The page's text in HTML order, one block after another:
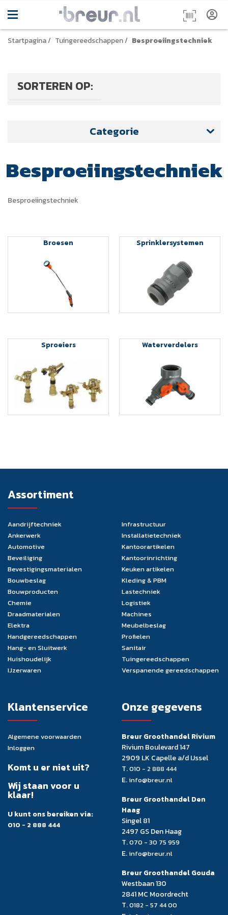
Startpagina/ Tuingereedschappen/ Besproeiingstechniek
SORTEREN OP:
Categorie
Besproeiingstechniek
Besproeiingstechniek
Broesen Sprinklersystemen
Sproeiers Waterverdelers
Assortiment
Aandrijftechniek
Ankerwerk
Automotive
Beveiliging
Bevestigingsmaterialen
Bouwbeslag
Bouwproducten
Chemie
Draadmaterialen
Elektra
Handgereedschappen
Hang- en Sluitwerk
Huishoudelijk
IJzerwaren
Infrastructuur
Installatietechniek
Kantoorartikelen
Kantoorinrichting
Keuken artikelen
Kleding & PBM
Lastechniek
Logistiek
Machines
Meubelbeslag
Profielen
Sanitair
Tuingereedschappen
Verspanende gereedschappen
Klantenservice
Algemene voorwaarden
Inloggen
Komt u er niet uit?
Wij staan voor u
klaar!
U kunt ons bereiken via:
010 - 2 888 444
Onze gegevens
Breur Groothandel Rivium
Rivium Boulevard 147
2909 LK Capelle a/d IJssel
T.010 - 2 888 444
E. info@breur.nl
Breur Groothandel Den
Haag
Singel 81
2497 GS Den Haag
T.070 - 30 75 959
E. info@breur.nl
Breur Groothandel Gouda
Westbaan 130
2841 MC Moordrecht
T.0182 - 57 44 00